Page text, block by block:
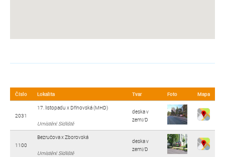
Číslo Lokalita Tvar Foto Mapa
2031
17. listopadu x Dřínovská (MHD)
Umístění: Sídliště
deska v
zemi/D
1100
Bezručova x Zborovská
Umístění: Sídliště
deska v
zemi/D